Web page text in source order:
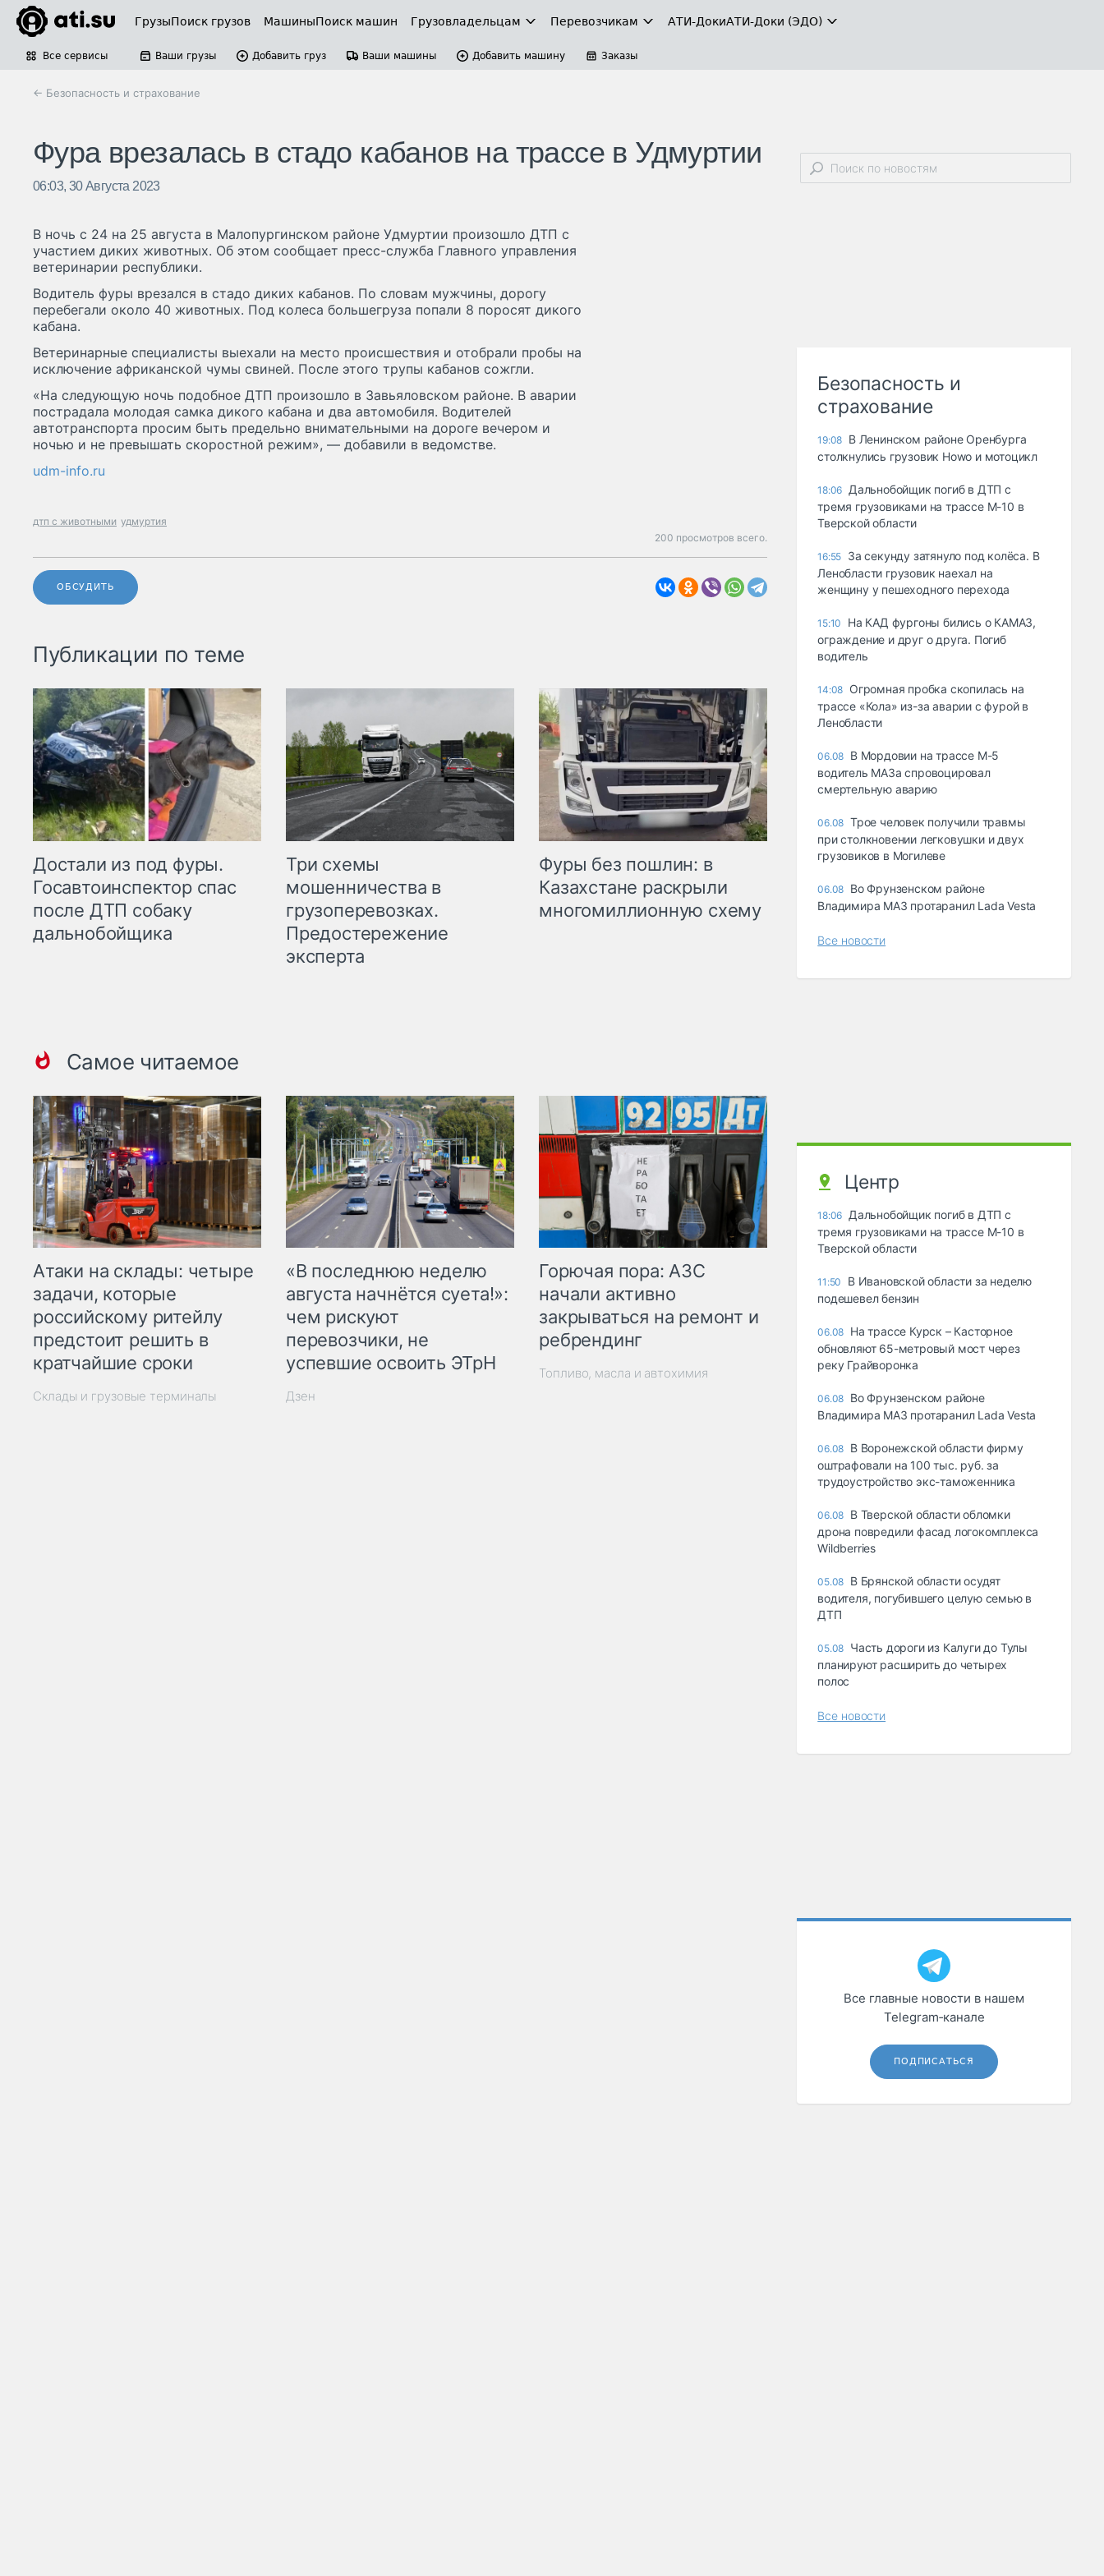
ГрузыПоиск грузов МашиныПоиск машин Грузовладельцам Перевозчикам АТИ-ДокиАТИ-Доки (ЭДО)
Все сервисы Ваши грузы Добавить груз Ваши машины Добавить машину Заказы
← Безопасность и страхование
Фура врезалась в стадо кабанов на трассе в Удмуртии
06:03, 30 Августа 2023
В ночь с 24 на 25 августа в Малопургинском районе Удмуртии произошло ДТП с
участием диких животных. Об этом сообщает пресс-служба Главного управления
ветеринарии республики.
Водитель фуры врезался в стадо диких кабанов. По словам мужчины, дорогу
перебегали около 40 животных. Под колеса большегруза попали 8 поросят дикого
кабана.
Ветеринарные специалисты выехали на место происшествия и отобрали пробы на
исключение африканской чумы свиней. После этого трупы кабанов сожгли.
«На следующую ночь подобное ДТП произошло в Завьяловском районе. В аварии
пострадала молодая самка дикого кабана и два автомобиля. Водителей
автотранспорта просим быть предельно внимательными на дороге вечером и
ночью и не превышать скоростной режим», — добавили в ведомстве.
udm-info.ru
дтп с животными удмуртия
200 просмотров всего.
ОБСУДИТЬ
Публикации по теме
Достали из под фуры.
Госавтоинспектор спас
после ДТП собаку
дальнобойщика
Три схемы
мошенничества в
грузоперевозках.
Предостережение
эксперта
Фуры без пошлин: в
Казахстане раскрыли
многомиллионную схему
Самое читаемое
Атаки на склады: четыре
задачи, которые
российскому ритейлу
предстоит решить в
кратчайшие сроки
Склады и грузовые терминалы
«В последнюю неделю
августа начнётся суета!»:
чем рискуют
перевозчики, не
успевшие освоить ЭТрН
Дзен
Горючая пора: АЗС
начали активно
закрываться на ремонт и
ребрендинг
Топливо, масла и автохимия
Безопасность и
страхование
19:08 В Ленинском районе Оренбурга
столкнулись грузовик Howo и мотоцикл
18:06 Дальнобойщик погиб в ДТП с
тремя грузовиками на трассе М-10 в
Тверской области
16:55 За секунду затянуло под колёса. В
Ленобласти грузовик наехал на
женщину у пешеходного перехода
15:10
На КАД фургоны бились о КАМАЗ,
ограждение и друг о друга. Погиб
водитель
14:08 Огромная пробка скопилась на
трассе «Кола» из-за аварии с фурой в
Ленобласти
06.08 В Мордовии на трассе М-5
водитель МАЗа спровоцировал
смертельную аварию
06.08 Трое человек получили травмы
при столкновении легковушки и двух
грузовиков в Могилеве
06.08 Во Фрунзенском районе
Владимира МАЗ протаранил Lada Vesta
Все новости
Центр
18:06 Дальнобойщик погиб в ДТП с
тремя грузовиками на трассе М-10 в
Тверской области
11:50
В Ивановской области за неделю
подешевел бензин
06.08 На трассе Курск – Касторное
обновляют 65-метровый мост через
реку Грайворонка
06.08 Во Фрунзенском районе
Владимира МАЗ протаранил Lada Vesta
06.08 В Воронежской области фирму
оштрафовали на 100 тыс. руб. за
трудоустройство экс-таможенника
06.08 В Тверской области обломки
дрона повредили фасад логокомплекса
Wildberries
05.08 В Брянской области осудят
водителя, погубившего целую семью в
ДТП
05.08 Часть дороги из Калуги до Тулы
планируют расширить до четырех
полос
Все новости
Все главные новости в нашем
Telegram‑канале
ПОДПИСАТЬСЯ